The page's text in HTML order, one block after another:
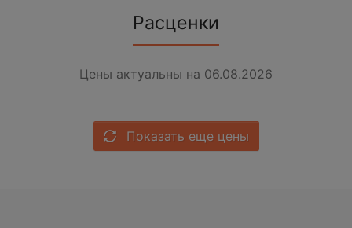
Расценки
Цены актуальны на 06.08.2026
Показать еще цены